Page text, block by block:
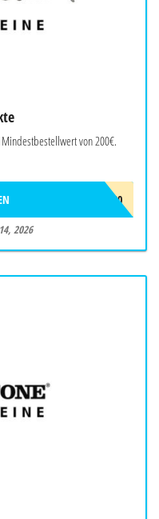
von 200€.
EXTRA20
2026